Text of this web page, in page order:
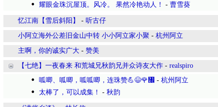
耀眼金珠沉屋顶。风冷。 果然冷艳动人！
- 曹雪葵
忆江南【雪后斜阳】 - 听古仔
小阿立海外公差旧金山中转 小小阿立家小聚 - 杭州阿立
主啊，你的诚实广大 - 赞美
【七绝】一夜春来 和荒城兄秋韵兄并众诗友大作 - realspiro
呱唧、呱唧，呱呱唧，连珠赞💪😃🌹㇬ - 杭州阿立
太棒了，可以成集！
- 秋韵